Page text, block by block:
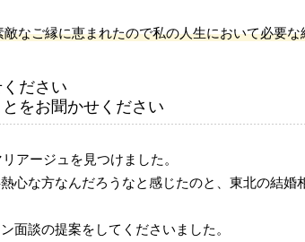
なご縁に恵まれたので私の人生において必要
ださい
をお聞かせください
アージュを見つけました。
心な方なんだろうなと感じたのと、東北の結婚
面談の提案をしてくださいました。